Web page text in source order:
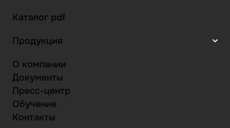
Каталог pdf
Продукция
О компании
Документы
Пресс-центр
Обучение
Контакты